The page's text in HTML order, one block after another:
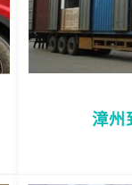
漳州